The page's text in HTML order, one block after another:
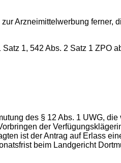
Arzneimittelwerbung ferner,
1, 542 Abs. 2 Satz 1 ZPO
des § 12 Abs. 1 UWG,
der
ist der Antrag auf Erlass
beim Landgericht